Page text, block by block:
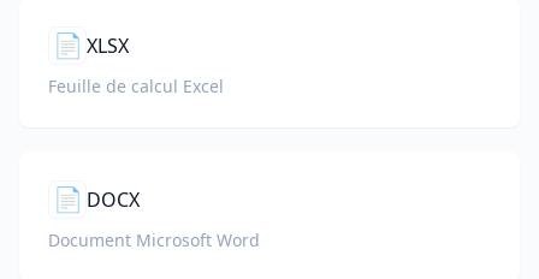
📄 XLSX
Feuille de calcul Excel
📄 DOCX
Document Microsoft Word